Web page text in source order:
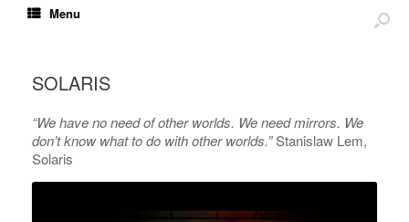
Menu
SOLARIS
“We have no need of other worlds. We need mirrors. We
don’t know what to do with other worlds.”Stanislaw Lem,
Solaris